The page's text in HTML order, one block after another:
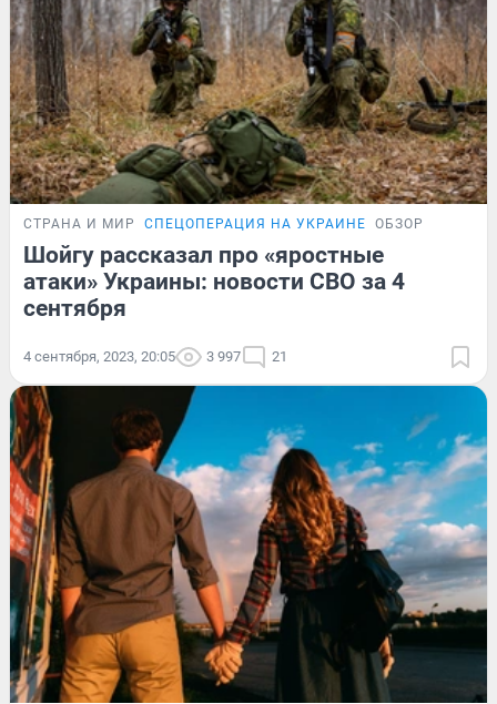
СТРАНА И МИР СПЕЦОПЕРАЦИЯ НА УКРАИНЕ ОБЗОР
Шойгу рассказал про «яростные
атаки» Украины: новости СВО за 4
сентября
4 сентября, 2023, 20:05 3 997 21